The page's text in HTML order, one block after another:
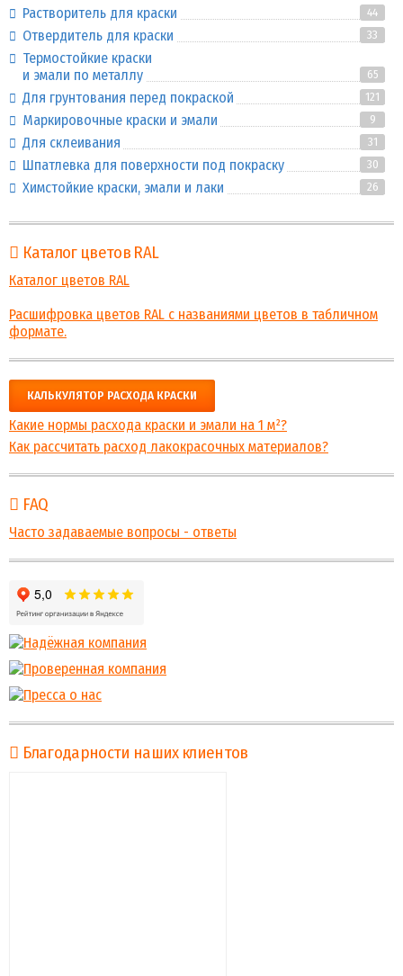
Растворитель для краски 44
Отвердитель для краски 33
Термостойкие краски
и эмали по металлу
65
Для грунтования перед покраской 121
Маркировочные краски и эмали 9
Для склеивания 31
Шпатлевка для поверхности под покраску 30
Химстойкие краски, эмали и лаки 26
Каталог цветов RAL
Каталог цветов RAL
Расшифровка цветов RAL с названиями цветов в табличном
формате.
КАЛЬКУЛЯТОР РАСХОДА КРАСКИ
Какие нормы расхода краски и эмали на 1 м²?
Как рассчитать расход лакокрасочных материалов?
FAQ
Часто задаваемые вопросы - ответы
Благодарности наших клиентов